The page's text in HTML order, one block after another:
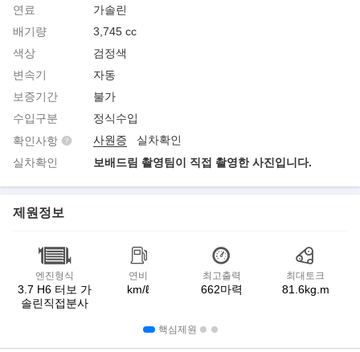
연료
가솔린
배기량
3,745 cc
색상
검정색
변속기
자동
보증기간
불가
수입구분
정식수입
확인사항
사원증
실차확인
실차확인
보배드림 촬영팀이 직접 촬영한 사진입니다.
제원정보
엔진형식
3.7 H6 터보 가
솔린직접분사
연비
km/ℓ
최고출력
662마력
최대토크
81.6kg.m
핵심제원